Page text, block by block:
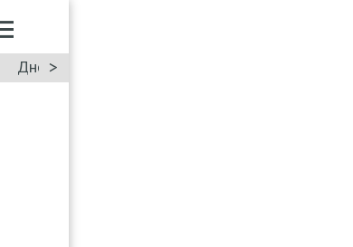
Дневник: Лада Искра
>